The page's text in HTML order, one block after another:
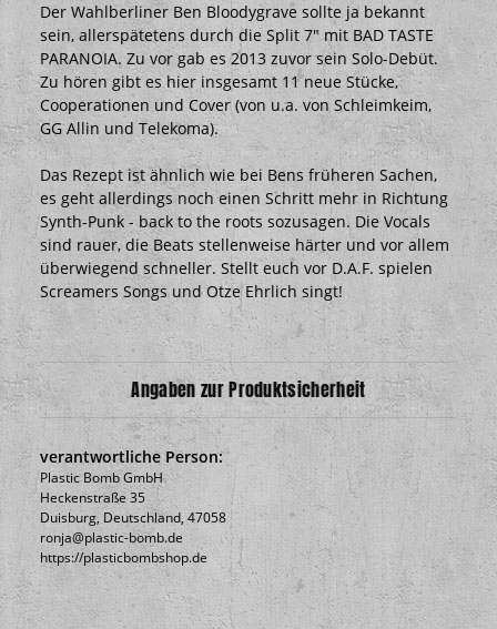
Der Wahlberliner Ben Bloodygrave sollte ja bekannt
sein, allerspätetens durch die Split 7" mit BAD TASTE
PARANOIA. Zu vor gab es 2013 zuvor sein Solo-Debüt.
Zu hören gibt es hier insgesamt 11 neue Stücke,
Cooperationen und Cover (von u.a. von Schleimkeim,
GG Allin und Telekoma).
Das Rezept ist ähnlich wie bei Bens früheren Sachen,
es geht allerdings noch einen Schritt mehr in Richtung
Synth-Punk - back to the roots sozusagen. Die Vocals
sind rauer, die Beats stellenweise härter und vor allem
überwiegend schneller. Stellt euch vor D.A.F. spielen
Screamers Songs und Otze Ehrlich singt!
Angaben zur Produktsicherheit
verantwortliche Person:
Plastic Bomb GmbH
Heckenstraße 35
Duisburg, Deutschland, 47058
ronja@plastic-bomb.de
https://plasticbombshop.de